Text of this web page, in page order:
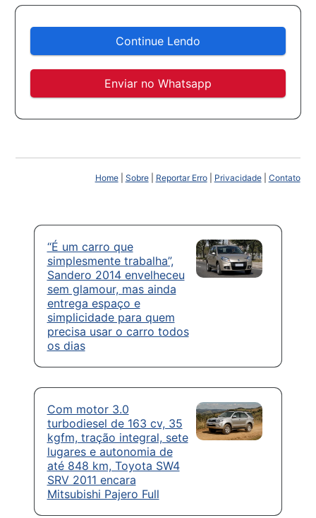
Continue Lendo
Enviar no Whatsapp
Home| Sobre| Reportar Erro| Privacidade| Contato
“É um carro que
simplesmente trabalha”,
Sandero 2014 envelheceu
sem glamour, mas ainda
entrega espaço e
simplicidade para quem
precisa usar o carro todos
os dias
Com motor 3.0
turbodiesel de 163 cv, 35
kgfm, tração integral, sete
lugares e autonomia de
até 848 km, Toyota SW4
SRV 2011 encara
Mitsubishi Pajero Full